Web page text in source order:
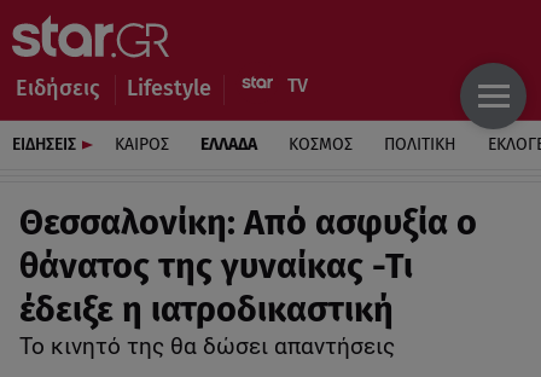
Ειδήσεις Lifestyle
ΕΙΔΗΣΕΙΣ ΚΑΙΡΟΣ ΕΛΛΑΔΑ ΚΟΣΜΟΣ ΠΟΛΙΤΙΚΗ
Θεσσαλονίκη: Από ασφυξία ο
θάνατος της γυναίκας -Τι
έδειξε η ιατροδικαστική
To κινητό της θα δώσει απαντήσεις